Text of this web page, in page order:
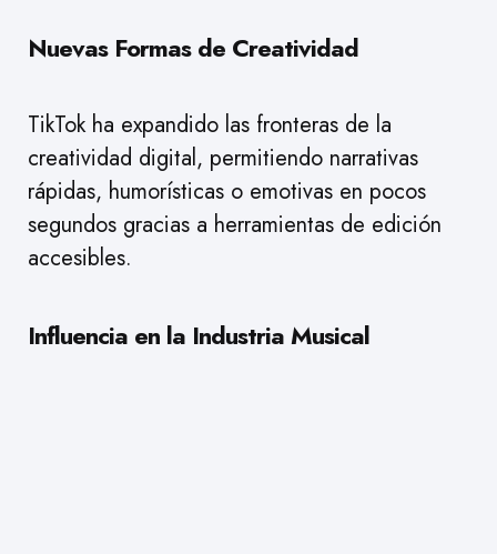
Nuevas Formas de Creatividad
TikTok ha expandido las fronteras de la
creatividad digital, permitiendo narrativas
rápidas, humorísticas o emotivas en pocos
segundos gracias a herramientas de edición
accesibles.
Influencia en la Industria Musical